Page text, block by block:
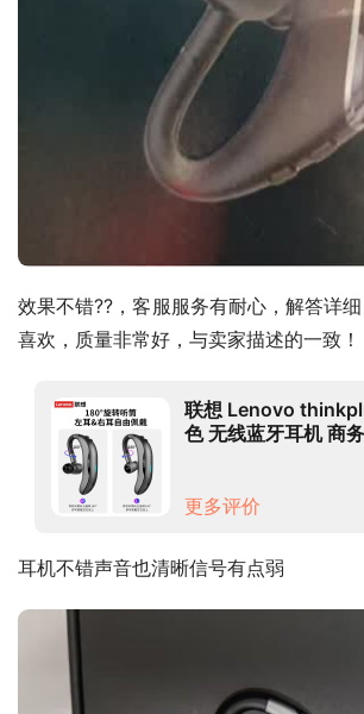
效果不错??，客服服务有耐心，解答详
喜欢，质量非常好，与卖家描述的一致！
联想 Lenovo
色 无线蓝牙耳机 商
更多评价
耳机不错声音也清晰信号有点弱